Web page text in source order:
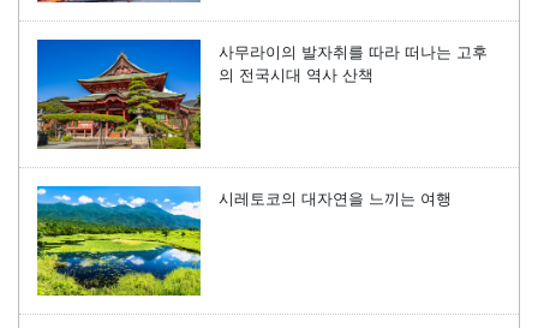
사무라이의 발자취를 따라 떠나는 고후
의 전국시대 역사 산책
시레토코의 대자연을 느끼는 여행